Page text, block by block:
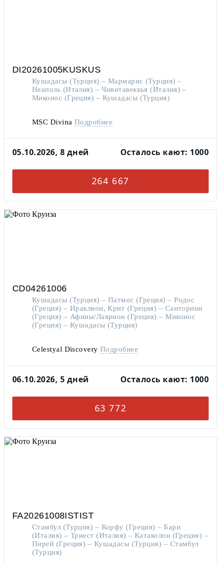
DI20261005KUSKUS
Кушадасы (Турция) – Мармарис (Турция) –
Неаполь (Италия) – Чивитавеккья (Италия) –
Миконос (Греция) – Кушадасы (Турция)
MSC Divina Подробнее
05.10.2026, 8 дней Осталось кают: 1000
264 667
CD04261006
Кушадасы (Турция) – Патмос (Греция) – Родос
(Греция) – Ираклион, Крит (Греция) – Санторини
(Греция) – Афины/Лаврион (Греция) – Миконос
(Греция) – Кушадасы (Турция)
Celestyal Discovery Подробнее
06.10.2026, 5 дней Осталось кают: 1000
63 772
FA20261008ISTIST
Стамбул (Турция) – Корфу (Греция) – Бари
(Италия) – Триест (Италия) – Катаколон (Греция) –
Пирей (Греция) – Кушадасы (Турция) – Стамбул
(Турция)